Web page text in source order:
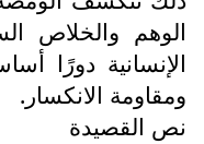
الوهم والخلاص
الإنسانية دورًا
ومقاومة الانكسار.
نص القصيدة